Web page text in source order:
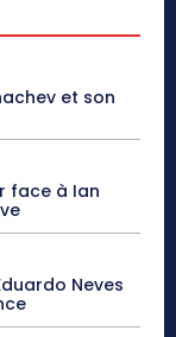
et son
face à Ian
Neves